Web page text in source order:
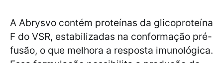
A Abrysvo contém proteínas da glicoproteína
F do VSR, estabilizadas na conformação pré-
fusão, o que melhora a resposta imunológica.